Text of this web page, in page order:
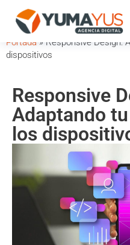
Portada » Responsive Design:
dispositivos
Responsive
Adaptando
los